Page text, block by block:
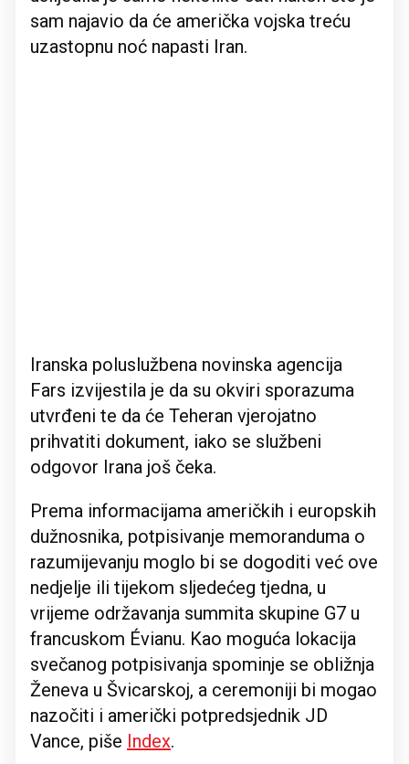
sam najavio da će američka vojska treću
uzastopnu noć napasti Iran.
Iranska poluslužbena novinska agencija
Fars izvijestila je da su okviri sporazuma
utvrđeni te da će Teheran vjerojatno
prihvatiti dokument, iako se službeni
odgovor Irana još čeka.
Prema informacijama američkih i europskih
dužnosnika, potpisivanje memoranduma o
razumijevanju moglo bi se dogoditi već ove
nedjelje ili tijekom sljedećeg tjedna, u
vrijeme održavanja summita skupine G7 u
francuskom Évianu. Kao moguća lokacija
svečanog potpisivanja spominje se obližnja
Ženeva u Švicarskoj, a ceremoniji bi mogao
nazočiti i američki potpredsjednik JD
Vance, piše Index.